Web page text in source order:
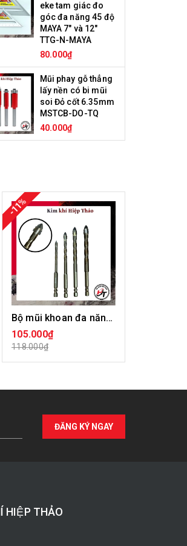
eke tam giác đo
góc đa năng 45 độ
MAYA 7" và 12"
TTG-N-MAYA
80.000₫
Mũi phay gỗ thẳng
lấy nền có bi mũi
soi Đỏ cốt 6.35mm
MSTCB-DO-TQ
40.000₫
-11%
Bộ mũi khoan đa năng có Khía
105.000₫
118.000₫
HẾT HÀNG
ĐĂNG KÝ NGAY
HIỆP THẢO